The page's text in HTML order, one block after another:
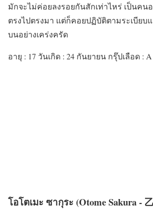
มักจะไม่ค่อยลงรอยกันสักเท่าไหร่ เป็นค
ตรงไปตรงมา แต่ก็คอยปฏิบัติตามระเบียบ
บนอย่างเคร่งครัด
อายุ : 17 วันเกิด : 24 กันยายน กรุ๊ปเลือด : A
โอโตเมะ ซากุระ (Otome Sakura -